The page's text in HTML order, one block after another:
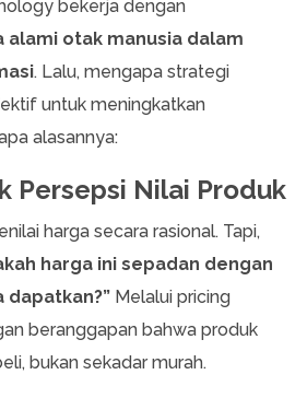
bekerja dengan
alami otak manusia dalam
. Lalu, mengapa strategi
untuk meningkatkan
alasannya:
Persepsi Nilai Produk
harga secara rasional. Tapi,
harga ini sepadan dengan
dapatkan?” Melalui pricing
beranggapan bahwa produk
bukan sekadar murah.